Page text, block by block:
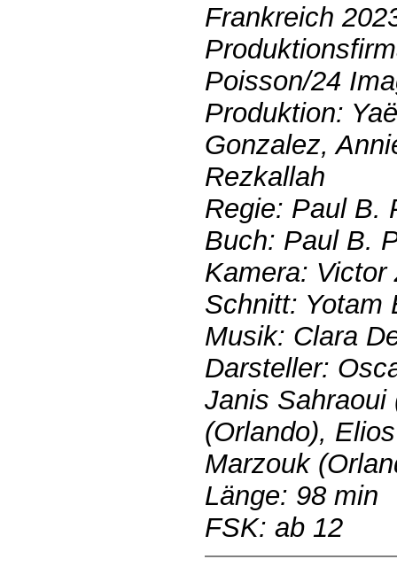
Frankreich
Poisson/24
Produktion:
Gonzalez,
Rezkallah
Regie: Paul B.
Buch: Paul B.
Kamera: Victor
Schnitt: Yotam
Musik: Clara
Darsteller:
Janis Sahraoui
(Orlando),
Marzouk
Länge: 98 min
FSK: ab 12